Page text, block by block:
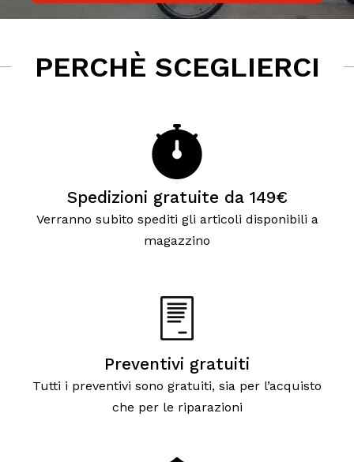
PERCHÈ SCEGLIERCI
Spedizioni gratuite da 149€
Verranno subito spediti gli articoli disponibili a
magazzino
Preventivi gratuiti
Tutti i preventivi sono gratuiti, sia per l’acquisto
che per le riparazioni